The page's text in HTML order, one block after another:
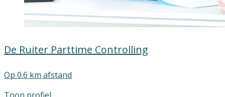
De Ruiter Parttime Controlling
Op 0.6 km afstand